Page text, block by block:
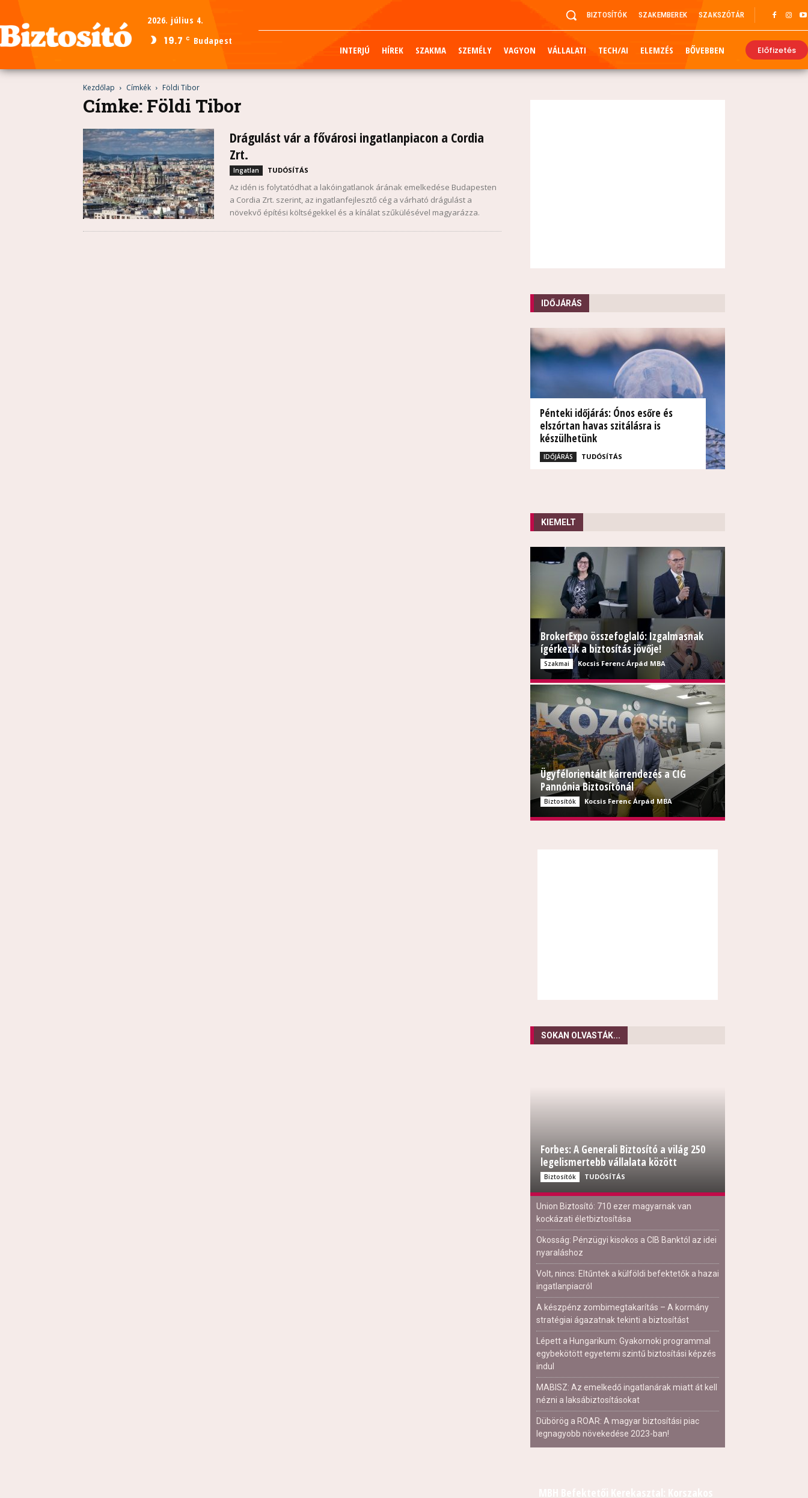
2026. július 4.
19.7 C Budapest
BIZTOSÍTÓK SZAKEMBEREK SZAKSZÓTÁR
INTERJÚ HÍREK SZAKMA SZEMÉLY VAGYON VÁLLALATI TECH/AI ELEMZÉS BŐVEBBEN Előfizetés
Kezdőlap Címkék Földi Tibor
Címke: Földi Tibor
Drágulást vár a fővárosi ingatlanpiacon a Cordia
Zrt.
Ingatlan TUDÓSÍTÁS
Az idén is folytatódhat a lakóingatlanok árának emelkedése Budapesten
a Cordia Zrt. szerint, az ingatlanfejlesztő cég a várható drágulást a
növekvő építési költségekkel és a kínálat szűkülésével magyarázza.
IDŐJÁRÁS
Pénteki időjárás: Ónos esőre és
elszórtan havas szitálásra is
készülhetünk
IDŐJÁRÁS TUDÓSÍTÁS
KIEMELT
BrokerExpo összefoglaló: Izgalmasnak
ígérkezik a biztosítás jövője!
Szakmai Kocsis Ferenc Árpád MBA
Ügyfélorientált kárrendezés a CIG
Pannónia Biztosítónál
Biztosítók Kocsis Ferenc Árpád MBA
SOKAN OLVASTÁK...
Forbes: A Generali Biztosító a világ 250
legelismertebb vállalata között
Biztosítók TUDÓSÍTÁS
Union Biztosító: 710 ezer magyarnak van
kockázati életbiztosítása
Okosság: Pénzügyi kisokos a CIB Banktól az idei
nyaraláshoz
Volt, nincs: Eltűntek a külföldi befektetők a hazai
ingatlanpiacról
A készpénz zombimegtakarítás – A kormány
stratégiai ágazatnak tekinti a biztosítást
Lépett a Hungarikum: Gyakornoki programmal
egybekötött egyetemi szintű biztosítási képzés
indul
MABISZ: Az emelkedő ingatlanárak miatt át kell
nézni a laksábiztosításokat
Dübörög a ROAR: A magyar biztosítási piac
legnagyobb növekedése 2023-ban!